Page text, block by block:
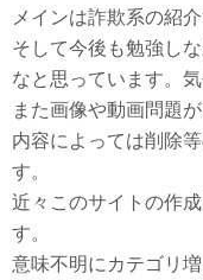
メインは詐欺系の紹
そして今後も勉強し
なと思っています。
また画像や動画問題
内容によっては削除
す。
近々このサイトの作
す。
意味不明にカテゴリ